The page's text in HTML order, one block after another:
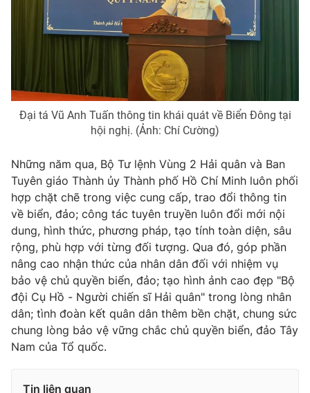
VTV Money VTV Thể thao
VTV Sức khoẻ Bất động sản
Thị trường 24h Tấm lòng Việt
Vươn mình bằng AI
VTV9 VTV8
Liên hệ tòa soạn English
THỜI BÁO VTV
Theo dõi báo trên
Cơ quan chủ quản:
Đại tá Vũ Anh Tuấn thông tin khái quát về Biển Đông tại
hội nghị. (Ảnh: Chí Cường)
Những năm qua, Bộ Tư lệnh Vùng 2 Hải quân và Ban
Tuyên giáo Thành ủy Thành phố Hồ Chí Minh luôn phối
hợp chặt chẽ trong việc cung cấp, trao đổi thông tin
về biển, đảo; công tác tuyên truyền luôn đổi mới nội
dung, hình thức, phương pháp, tạo tính toàn diện, sâu
rộng, phù hợp với từng đối tượng. Qua đó, góp phần
nâng cao nhận thức của nhân dân đối với nhiệm vụ
bảo vệ chủ quyền biển, đảo; tạo hình ảnh cao đẹp "Bộ
đội Cụ Hồ - Người chiến sĩ Hải quân" trong lòng nhân
dân; tình đoàn kết quân dân thêm bền chặt, chung sức
chung lòng bảo vệ vững chắc chủ quyền biển, đảo Tây
Nam của Tổ quốc.
Tin liên quan